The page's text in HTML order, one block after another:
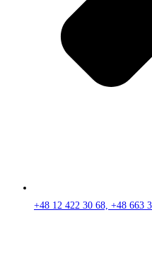
+48 12 422 30 68, +48 663